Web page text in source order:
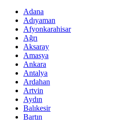
Adana
Adıyaman
Afyonkarahisar
Ağrı
Aksaray
Amasya
Ankara
Antalya
Ardahan
Artvin
Aydın
Balıkesir
Bartın